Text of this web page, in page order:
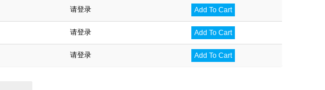
请登录 Add To Cart
请登录 Add To Cart
请登录 Add To Cart